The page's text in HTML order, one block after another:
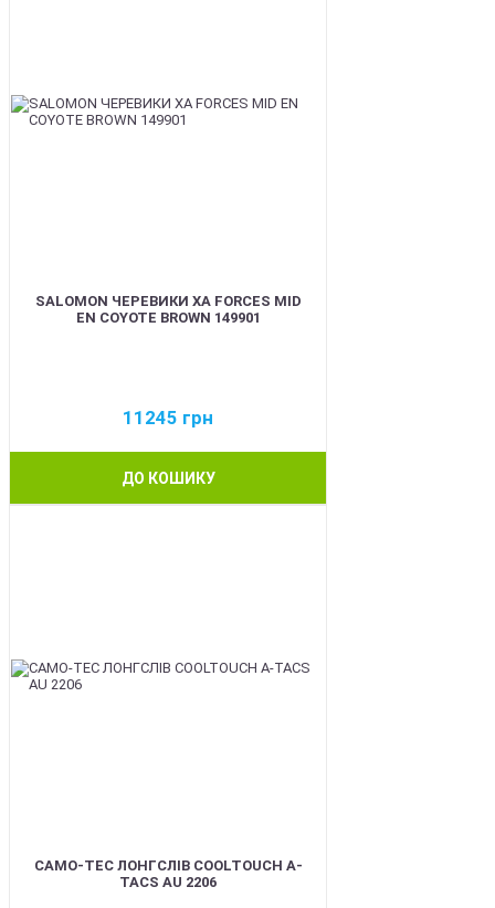
SALOMON ЧЕРЕВИКИ XA FORCES MID
EN COYOTE BROWN 149901
11245 грн
ДО КОШИКУ
CAMO-TEC ЛОНГСЛІВ COOLTOUCH A-
TACS AU 2206